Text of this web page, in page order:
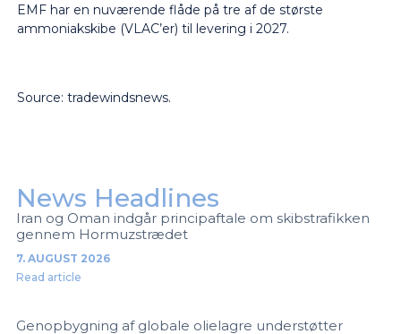
EMF har en nuværende flåde på tre af de største
ammoniakskibe (VLAC’er) til levering i 2027.
Source: tradewindsnews.
News Headlines
Iran og Oman indgår principaftale om skibstrafikken
gennem Hormuzstrædet
7. AUGUST 2026
Read article
Genopbygning af globale olielagre understøtter